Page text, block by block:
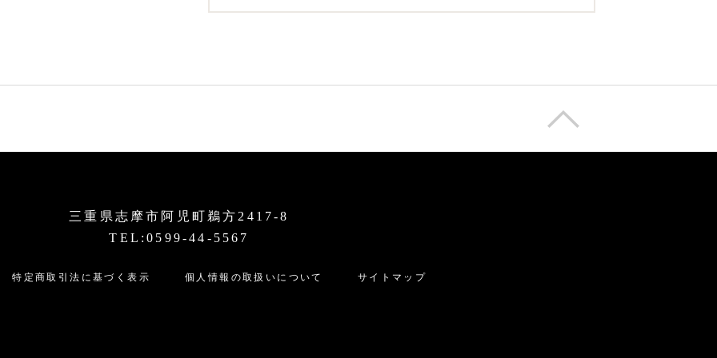
三重県志摩市阿児町鵜方2417-8
TEL:0599-44-5567
特定商取引法に基づく表示 個人情報の取扱いについて サイトマップ